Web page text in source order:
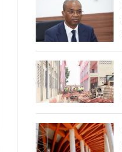
© Assemblée Nationale